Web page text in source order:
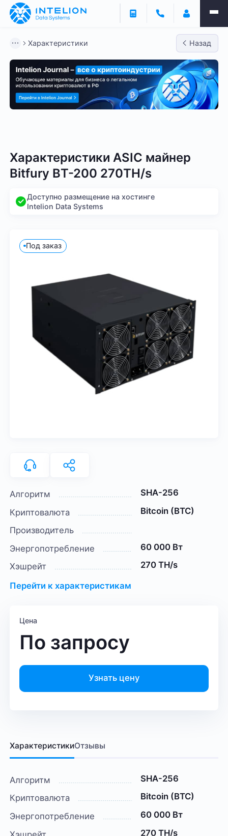
Характеристики Назад
Характеристики ASIC майнер
Bitfury BT-200 270TH/s
Доступно размещение на хостинге
Intelion Data Systems
Под заказ
Алгоритм
SHA-256
Криптовалюта
Bitcoin (BTC)
Производитель
Энергопотребление
60 000 Вт
Хэшрейт
270 TH/s
Перейти к характеристикам
Цена
По запросу
Узнать цену
ХарактеристикиОтзывы
Алгоритм
SHA-256
Криптовалюта
Bitcoin (BTC)
Энергопотребление
60 000 Вт
270 TH/s